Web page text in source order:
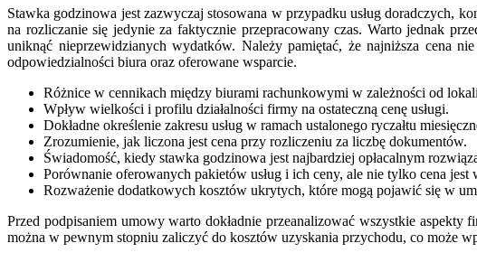
Stawka godzinowa jest zazwyczaj stosowana w przypadku usług doradczych,
na rozliczanie się jedynie za faktycznie przepracowany czas. Warto jednak
uniknąć nieprzewidzianych wydatków. Należy pamiętać, że najniższa cena
odpowiedzialności biura oraz oferowane wsparcie.
Różnice w cennikach między biurami rachunkowymi w zależności od
Wpływ wielkości i profilu działalności firmy na ostateczną cenę usługi.
Dokładne określenie zakresu usług w ramach ustalonego ryczałtu
Zrozumienie, jak liczona jest cena przy rozliczeniu za liczbę dokumentów.
Świadomość, kiedy stawka godzinowa jest najbardziej opłacalnym
Porównanie oferowanych pakietów usług i ich ceny, ale nie tylko cena jest
Rozważenie dodatkowych kosztów ukrytych, które mogą pojawić się w
Przed podpisaniem umowy warto dokładnie przeanalizować wszystkie
można w pewnym stopniu zaliczyć do kosztów uzyskania przychodu, co może